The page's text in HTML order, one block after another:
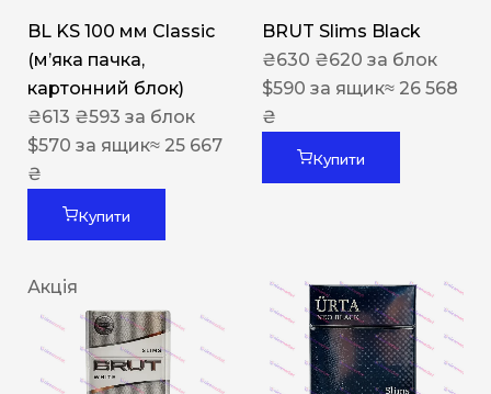
BL KS 100 мм Classic
(м’яка пачка,
картонний блок)
₴613 ₴593 за блок
$570 за ящик≈ 25 667
₴
Купити
BRUT Slims Black
₴630 ₴620 за блок
$590 за ящик≈ 26 568
₴
Купити
Акція